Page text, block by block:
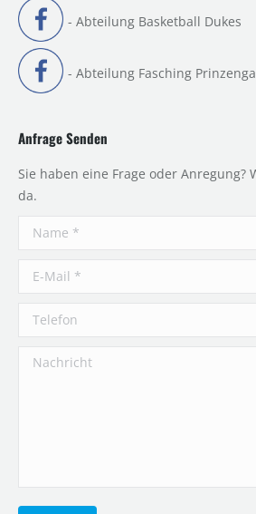
- Abteilung Basketball Dukes
- Abteilung Fasching
Anfrage Senden
Sie haben eine Frage oder Anregung?
da.
Name *
E-Mail *
Telefon
Nachricht